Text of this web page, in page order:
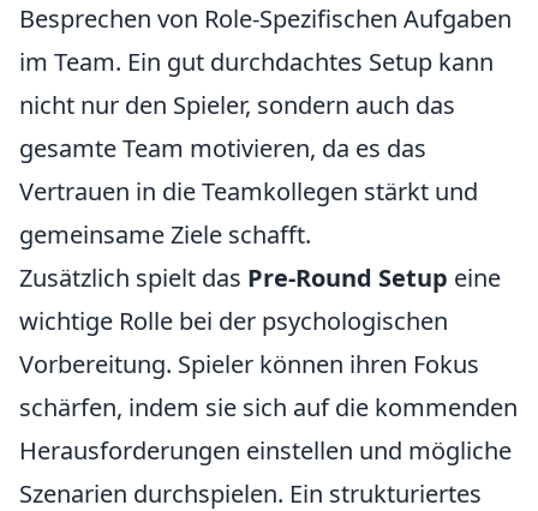
Besprechen von Role-Spezifischen Aufgaben
im Team. Ein gut durchdachtes Setup kann
nicht nur den Spieler, sondern auch das
gesamte Team motivieren, da es das
Vertrauen in die Teamkollegen stärkt und
gemeinsame Ziele schafft.
Zusätzlich spielt das Pre-Round Setup eine
wichtige Rolle bei der psychologischen
Vorbereitung. Spieler können ihren Fokus
schärfen, indem sie sich auf die kommenden
Herausforderungen einstellen und mögliche
Szenarien durchspielen. Ein strukturiertes